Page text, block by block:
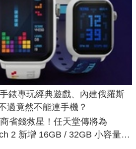
錶專玩經典遊戲、內建俄羅斯
過竟然不能連手機？
省錢救星！任天堂傳將為
2 新增 16GB / 32GB 小容量遊